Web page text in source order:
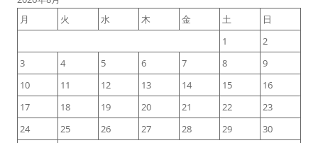
シ
ョ
月
火 水 木 金 土
日
1
2
3
4 5 6 7 8
9
10
11 12 13 14 15
16
17
18 19 20 21 22
23
24
25 26 27 28 29
30